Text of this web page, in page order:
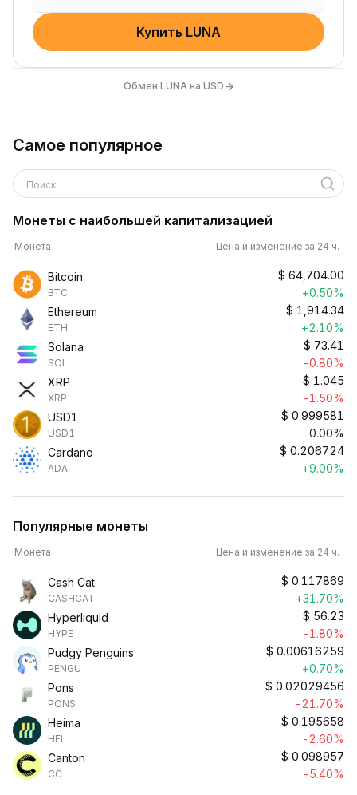
Купить LUNA
Обмен LUNA на USD→
Самое популярное
Поиск
Монеты с наибольшей капитализацией
Монета Цена и изменение за 24 ч.
Bitcoin
BTC
$ 64,704.00
+0.50%
Ethereum
ETH
$ 1,914.34
+2.10%
Solana
SOL
$ 73.41
-0.80%
XRP
XRP
$ 1.045
-1.50%
USD1
USD1
$ 0.999581
0.00%
Cardano
ADA
$ 0.206724
+9.00%
Популярные монеты
Монета Цена и изменение за 24 ч.
Cash Cat
CASHCAT
$ 0.117869
+31.70%
Hyperliquid
HYPE
$ 56.23
-1.80%
Pudgy Penguins
PENGU
$ 0.00616259
+0.70%
Pons
PONS
$ 0.02029456
-21.70%
Heima
HEI
$ 0.195658
-2.60%
Canton
CC
$ 0.098957
-5.40%